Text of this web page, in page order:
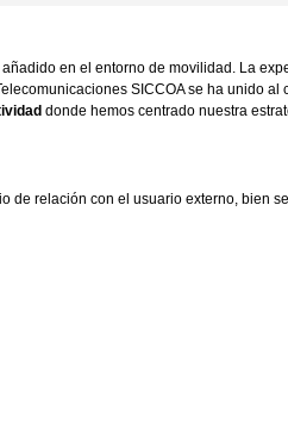
en el entorno de movilidad. La
SICCOA se ha unido al
donde hemos centrado nuestra
de relación con el usuario externo, bien